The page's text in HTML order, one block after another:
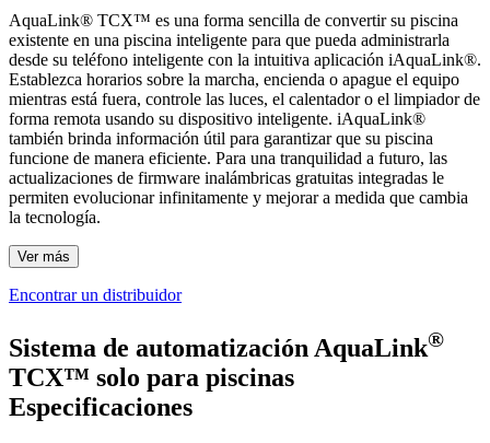
AquaLink® TCX™ es una forma sencilla de convertir su piscina
existente en una piscina inteligente para que pueda administrarla
desde su teléfono inteligente con la intuitiva aplicación iAquaLink®.
Establezca horarios sobre la marcha, encienda o apague el equipo
mientras está fuera, controle las luces, el calentador o el limpiador de
forma remota usando su dispositivo inteligente. iAquaLink®
también brinda información útil para garantizar que su piscina
funcione de manera eficiente. Para una tranquilidad a futuro, las
actualizaciones de firmware inalámbricas gratuitas integradas le
permiten evolucionar infinitamente y mejorar a medida que cambia
la tecnología.
Ver más
Encontrar un distribuidor
Sistema de automatización AquaLink®
TCX™ solo para piscinas
Especificaciones